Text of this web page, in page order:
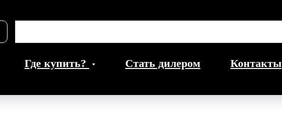
Где купить? Стать дилером Контакты